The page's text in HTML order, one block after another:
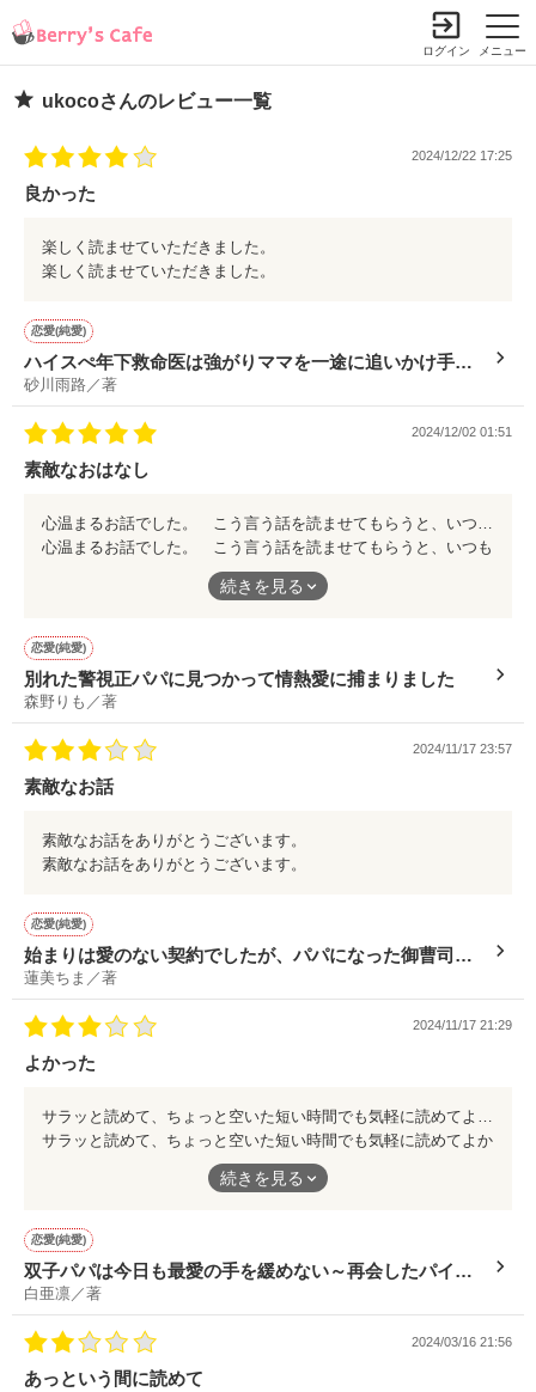
メニュー
ログイン
ukocoさんのレビュー一覧
2024/12/22 17:25
良かった
楽しく読ませていただきました。
楽しく読ませていただきました。
恋愛(純愛)
ハイスぺ年下救命医は強がりママを一途に追いかけ手放
さない
砂川雨路／著
2024/12/02 01:51
素敵なおはなし
心温まるお話でした。 こう言う話を読ませてもらうと、いつも
思うのが、周りの方に支えられているということです。 素敵な
お話をありがとうございます。続きを見る
恋愛(純愛)
別れた警視正パパに見つかって情熱愛に捕まりました
森野りも／著
2024/11/17 23:57
素敵なお話
素敵なお話をありがとうございます。
素敵なお話をありがとうございます。
恋愛(純愛)
始まりは愛のない契約でしたが、パパになった御曹司の
愛に双子ごと捕まりました
蓮美ちま／著
2024/11/17 21:29
よかった
サラッと読めて、ちょっと空いた短い時間でも気軽に読めてよか
続きを見る
恋愛(純愛)
双子パパは今日も最愛の手を緩めない～再会したパイロ
ットに全力で甘やかされています～
白亜凛／著
2024/03/16 21:56
あっという間に読めて